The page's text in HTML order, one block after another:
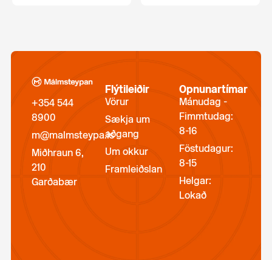
+354 544
8900
m@malmsteypa.is
Miðhraun 6,
210
Garðabær
Flýtileiðir
Vörur
Sækja um
aðgang
Um okkur
Framleiðslan
Opnunartímar
Mánudag -
Fimmtudag:
8-16
Föstudagur:
8-15
Helgar:
Lokað